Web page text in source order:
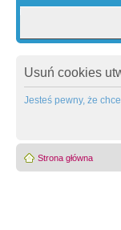
Usuń cookies
Jesteś pewny, że
Strona główna